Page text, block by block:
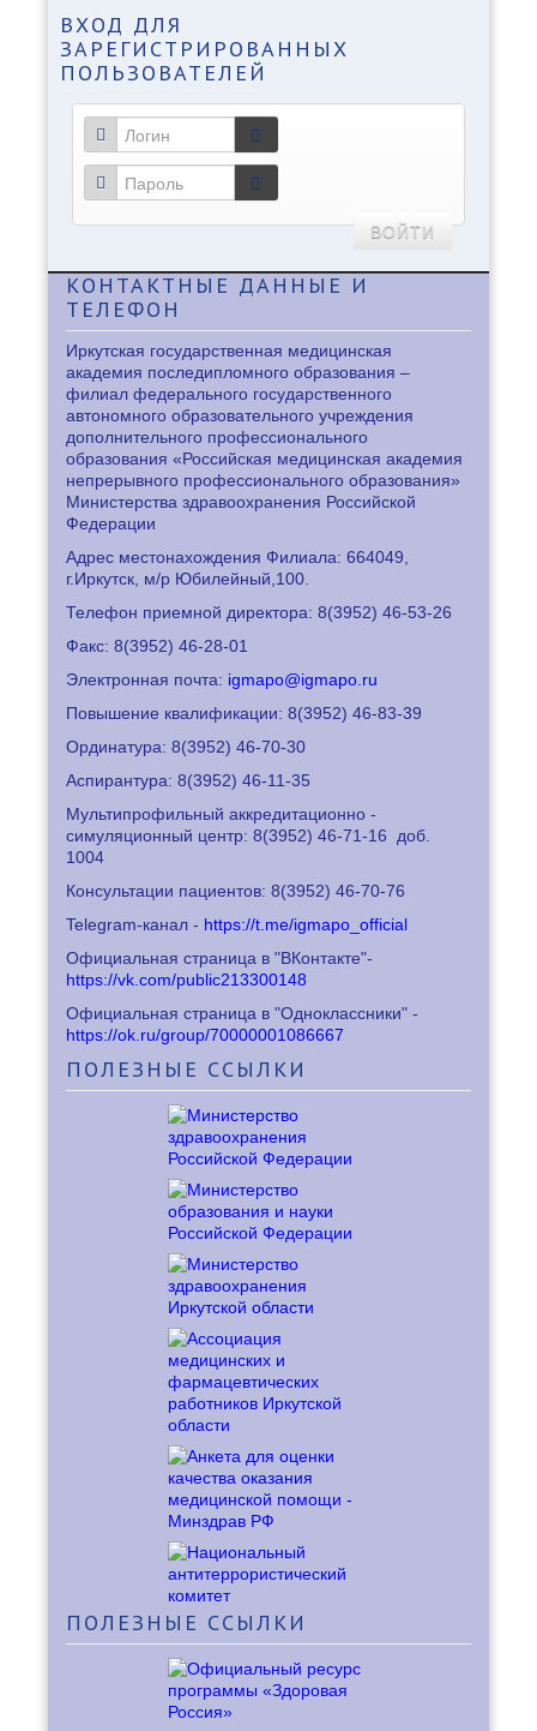
ВХОД ДЛЯ
ЗАРЕГИСТРИРОВАННЫХ
ПОЛЬЗОВАТЕЛЕЙ
ВОЙТИ
КОНТАКТНЫЕ ДАННЫЕ И
ТЕЛЕФОН
Иркутская государственная медицинская
академия последипломного образования –
филиал федерального государственного
автономного образовательного учреждения
дополнительного профессионального
образования «Российская медицинская академия
непрерывного профессионального образования»
Министерства здравоохранения Российской
Федерации
Адрес местонахождения Филиала: 664049,
г.Иркутск, м/р Юбилейный,100.
Телефон приемной директора: 8(3952) 46-53-26
Факс: 8(3952) 46-28-01
Электронная почта: igmapo@igmapo.ru
Повышение квалификации: 8(3952) 46-83-39
Ординатура: 8(3952) 46-70-30
Аспирантура: 8(3952) 46-11-35
Мультипрофильный аккредитационно -
симуляционный центр: 8(3952) 46-71-16
доб.
1004
Консультации пациентов: 8(3952) 46-70-76
Telegram-канал - https://t.me/igmapo_official
Официальная страница в "ВКонтакте"-
https://vk.com/public213300148
Официальная страница в "Одноклассники" -
https://ok.ru/group/70000001086667
ПОЛЕЗНЫЕ ССЫЛКИ
ПОЛЕЗНЫЕ ССЫЛКИ